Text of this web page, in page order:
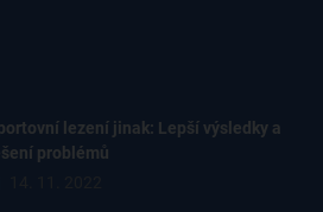
lezení jinak: Lepší výsledky a
problémů